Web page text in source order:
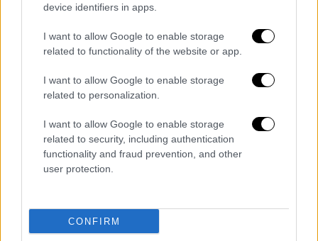
device identifiers in apps.
I want to allow Google to enable storage
related to functionality of the website or app.
I want to allow Google to enable storage
related to personalization.
I want to allow Google to enable storage
related to security, including authentication
functionality and fraud prevention, and other
user protection.
CONFIRM
HIV να έχουν καταγραφεί στο Πακιστάν μόνο
το 2017 ο ρυθμός μόλυνσης της ασθένειας
στη χώρα είναι ο δεύτερος μεγαλύτερος
στην Ασία, σύμφωνα με τον ΟΗΕ. Το
ραγδαία, ήδη πάσχει από έλλειψη ιατρικών
υποδομών. Οι αγροτικές κοινότητες είναι
ιδιαίτερα ευάλωτες απέναντι σε αμφίβολης
«Σύμφωνα με κάποια κυβερνητικά δεδομένα,